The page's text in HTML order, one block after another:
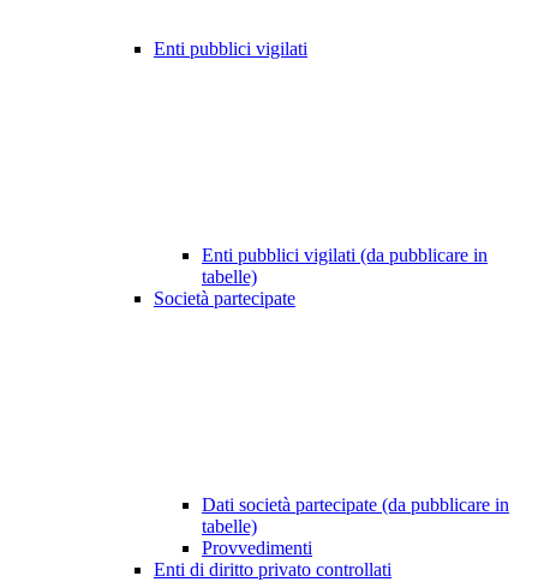
Enti pubblici vigilati
Enti pubblici vigilati (da pubblicare in
tabelle)
Società partecipate
Dati società partecipate (da pubblicare in
tabelle)
Provvedimenti
Enti di diritto privato controllati